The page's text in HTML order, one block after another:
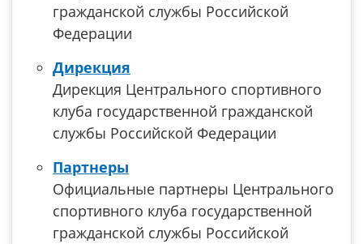
гражданской службы Российской
Федерации
Дирекция
Дирекция Центрального спортивного
клуба государственной гражданской
службы Российской Федерации
Партнеры
Официальные партнеры Центрального
спортивного клуба государственной
гражданской службы Российской